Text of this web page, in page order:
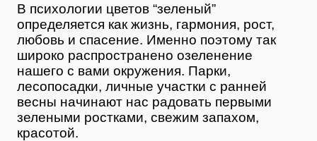
В психологии цветов “зеленый”
определяется как жизнь, гармония, рост,
любовь и спасение. Именно поэтому так
широко распространено озеленение
нашего с вами окружения. Парки,
лесопосадки, личные участки с ранней
весны начинают нас радовать первыми
зелеными ростками, свежим запахом,
красотой.